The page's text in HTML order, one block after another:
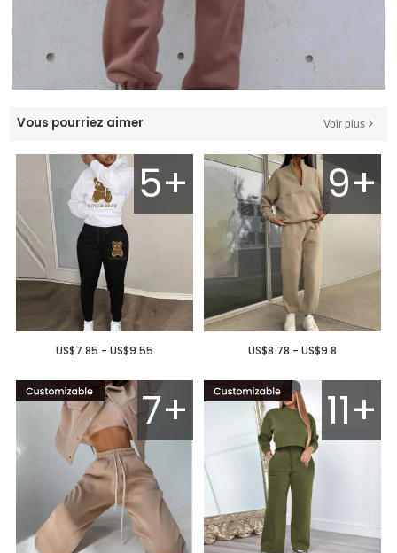
Vous pourriez aimer Voir plus
5+
US$7.85 - US$9.55
9+
US$8.78 - US$9.8
7+ 11+